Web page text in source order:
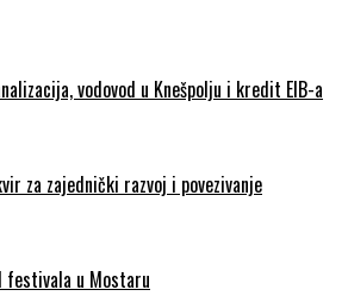
vodovod u Knešpolju i kredit EIB-a
za zajednički razvoj i povezivanje
festivala u Mostaru